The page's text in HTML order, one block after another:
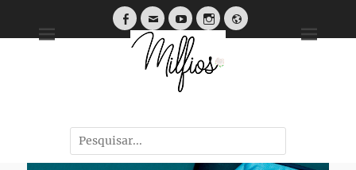
Tendências, Dicas e Guias de Tecidos